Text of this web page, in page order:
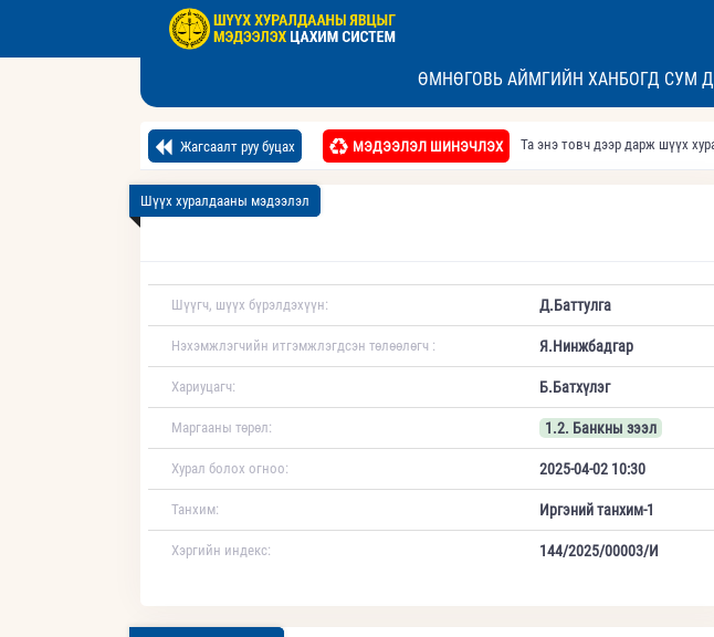
ӨМНӨГОВЬ АЙМГИЙН ХАНБОГД СУМ
Жагсаалт руу буцах МЭДЭЭЛЭЛ ШИНЭЧЛЭХ Та энэ товч дээр дарж шүүх
Шүүх хуралдааны мэдээлэл
Шүүгч, шүүх бүрэлдэхүүн: Д.Баттулга
Нэхэмжлэгчийн итгэмжлэгдсэн төлөөлөгч : Я.Нинжбадгар
Хариуцагч: Б.Батхүлэг
Маргааны төрөл: 1.2. Банкны зээл
Хурал болох огноо: 2025-04-02 10:30
Танхим: Иргэний танхим-1
Хэргийн индекс: 144/2025/00003/И